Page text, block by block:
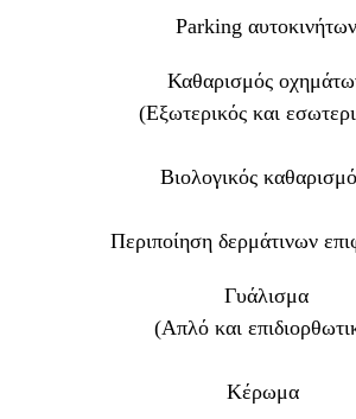
Parking αυτοκινήτων
Καθαρισμός
(Εξωτερικός και
Βιολογικός
Περιποίηση δερμάτινων
Γυάλισμα
(Απλό και
Κέρωμα